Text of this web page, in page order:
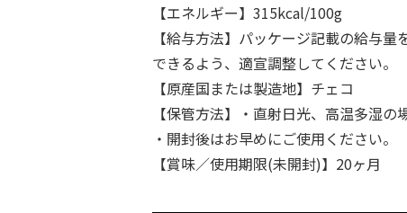
【エネルギー】315kcal/100g
【給与方法】パッケージ記載の給与
できるよう、適宣調整してください。
【原産国または製造地】チェコ
【保管方法】・直射日光、高温多湿の
・開封後はお早めにご使用ください。
【賞味／使用期限(未開封)】20ヶ月